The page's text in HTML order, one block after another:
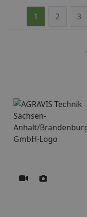
1 2 3